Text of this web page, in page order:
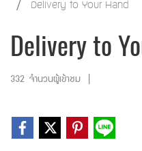
Delivery to Your Hand
Delivery to
332 จำนวนผู้เข้าชม